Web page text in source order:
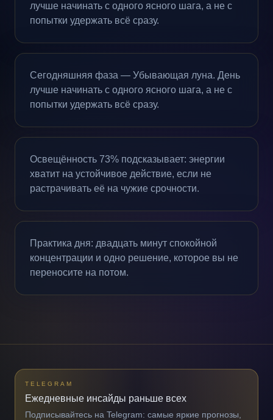
лучше начинать с одного ясного шага, а не с
попытки удержать всё сразу.
Сегодняшняя фаза — Убывающая луна. День
лучше начинать с одного ясного шага, а не с
попытки удержать всё сразу.
Освещённость 73% подсказывает: энергии
хватит на устойчивое действие, если не
растрачивать её на чужие срочности.
Практика дня: двадцать минут спокойной
концентрации и одно решение, которое вы не
переносите на потом.
TELEGRAM
Ежедневные инсайды раньше всех
Подписывайтесь на Telegram: самые яркие прогнозы,